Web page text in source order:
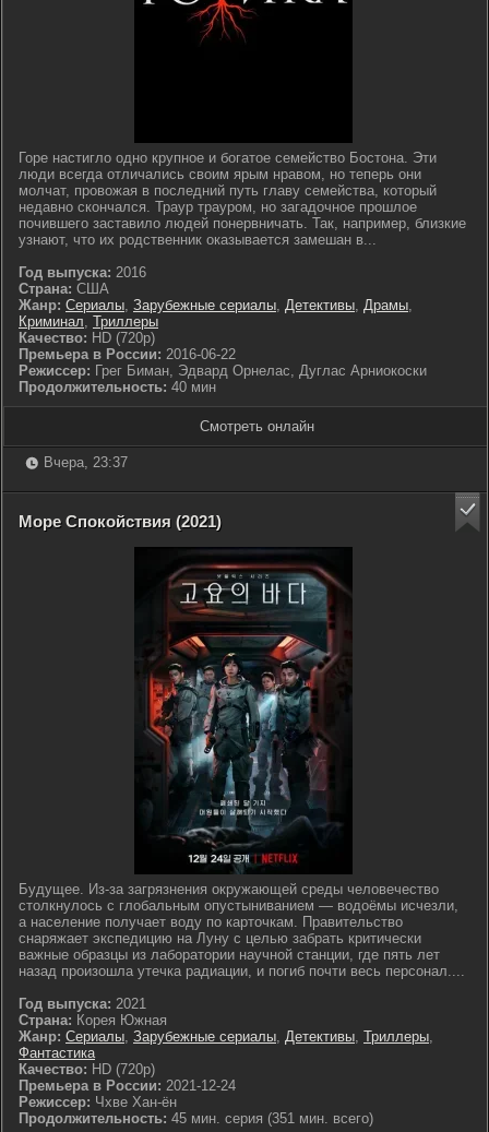
Горе настигло одно крупное и богатое семейство Бостона. Эти
люди всегда отличались своим ярым нравом, но теперь они
молчат, провожая в последний путь главу семейства, который
недавно скончался. Траур трауром, но загадочное прошлое
почившего заставило людей понервничать. Так, например, близкие
узнают, что их родственник оказывается замешан в...
Год выпуска: 2016
Страна: США
Жанр: Сериалы, Зарубежные сериалы, Детективы, Драмы,
Криминал, Триллеры
Качество: HD (720p)
Премьера в России: 2016-06-22
Режиссер: Грег Биман, Эдвард Орнелас, Дуглас Арниокоски
Продолжительность: 40 мин
Смотреть онлайн
Вчера, 23:37
Море Спокойствия (2021)
Будущее. Из-за загрязнения окружающей среды человечество
столкнулось с глобальным опустыниванием — водоёмы исчезли,
а население получает воду по карточкам. Правительство
снаряжает экспедицию на Луну с целью забрать критически
важные образцы из лаборатории научной станции, где пять лет
назад произошла утечка радиации, и погиб почти весь персонал....
Год выпуска: 2021
Страна: Корея Южная
Жанр: Сериалы, Зарубежные сериалы, Детективы, Триллеры,
Фантастика
Качество: HD (720p)
Премьера в России: 2021-12-24
Режиссер: Чхве Хан-ён
Продолжительность: 45 мин. серия (351 мин. всего)